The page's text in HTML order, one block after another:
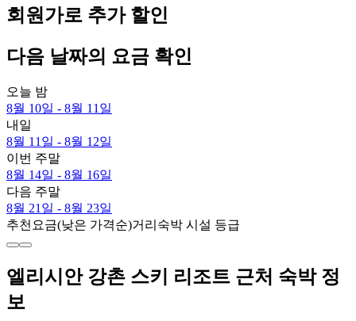
회원가로 추가 할인
다음 날짜의 요금 확인
오늘 밤
8월 10일 - 8월 11일
내일
8월 11일 - 8월 12일
이번 주말
8월 14일 - 8월 16일
다음 주말
8월 21일 - 8월 23일
추천요금(낮은 가격순)거리 숙박 시설 등급
엘리시안 강촌 스키 리조트 근처 숙박 정
보